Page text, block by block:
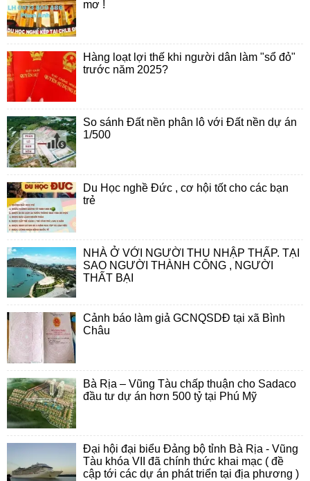
mơ !
Hàng loạt lợi thế khi người dân làm "sổ đỏ"
trước năm 2025?
So sánh Đất nền phân lô với Đất nền dự án
1/500
Du Học nghề Đức , cơ hội tốt cho các bạn
trẻ
NHÀ Ở VỚI NGƯỜI THU NHẬP THẤP. TẠI
SAO NGƯỜI THÀNH CÔNG , NGƯỜI
THẤT BẠI
Cảnh báo làm giả GCNQSDĐ tại xã Bình
Châu
Bà Rịa – Vũng Tàu chấp thuận cho Sadaco
đầu tư dự án hơn 500 tỷ tại Phú Mỹ
Đại hội đại biểu Đảng bộ tỉnh Bà Rịa - Vũng
Tàu khóa VII đã chính thức khai mạc ( đề
cập tới các dự án phát triển tại địa phương )